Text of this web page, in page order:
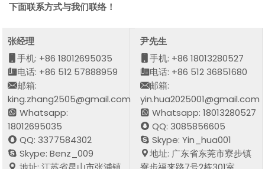
下面联系方式与我们联络！
张经理
手机: +86 18012695035
电话: +86 512 57888959
邮箱:
king.zhang2505@gmail.com
Whatsapp:
18012695035
QQ: 3377584302
Skype: Benz_009
尹先生
手机: +86 18013280527
电话: +86 512 36851680
邮箱:
yin.hua2025001@gmail.com
Whatsapp: 18013280527
QQ: 3085856605
Skype: Yin_hua001
地址: 广东省东莞市寮步镇